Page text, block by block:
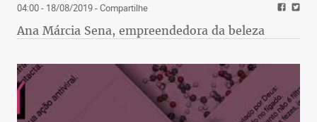
04:00 - 18/08/2019- Compartilhe
Ana Márcia Sena, empreendedora da beleza